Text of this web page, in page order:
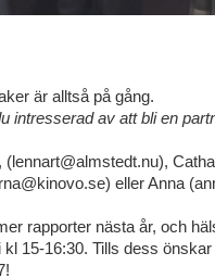
är alltså på gång.
intresserad av att bli en
(lennart@almstedt.nu),
eller Anna
rapporter nästa år, och
kl 15-16:30. Tills dess